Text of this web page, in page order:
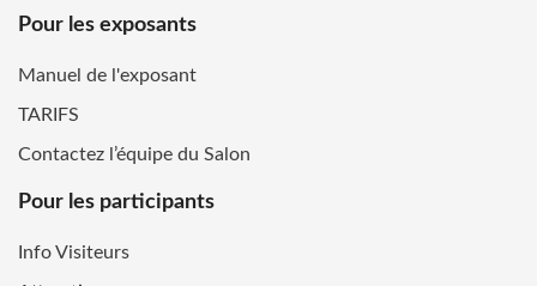
Pour les exposants
Manuel de l'exposant
TARIFS
Contactez l’équipe du Salon
Pour les participants
Info Visiteurs